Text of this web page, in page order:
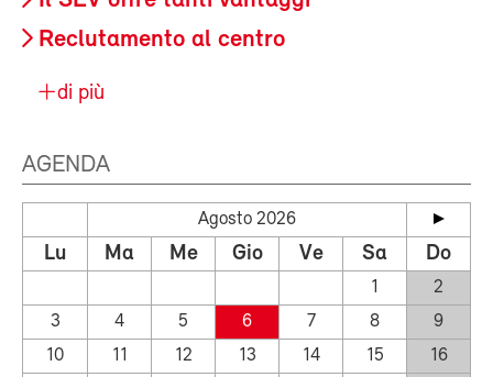
Reclutamento al centro
di più
AGENDA
Agosto 2026
Lu Ma Me Gio Ve Sa Do
1
2
3
4 5 6 7 8
9
10
11 12 13 14 15
16